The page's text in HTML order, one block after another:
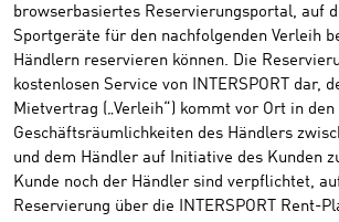
browserbasiertes Reservierungsportal, auf
Sportgeräte für den nachfolgenden Verleih
Händlern reservieren können. Die
kostenlosen Service von INTERSPORT dar,
Mietvertrag („Verleih“) kommt vor Ort in den
Geschäftsräumlichkeiten des Händlers
und dem Händler auf Initiative des Kunden
Kunde noch der Händler sind verpflichtet,
Reservierung über die INTERSPORT Rent-